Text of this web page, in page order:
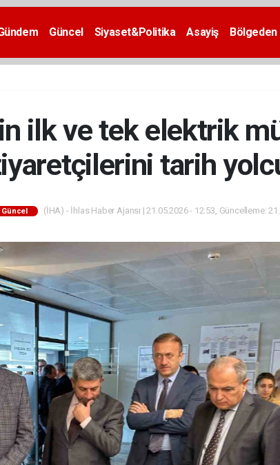
Güncel Siyaset&Politika Asayiş Bölgeden
ilk ve tek elektrik
tarih
Güncel (İHA) - İhlas Haber Ajansı | 21.05.2026 - 12:53, Güncelleme: